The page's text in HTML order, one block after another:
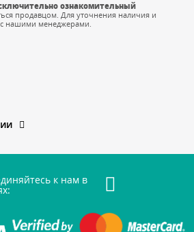
ознакомительный
продавцом. Для уточнения наличия и
с нашими менеджерами.
к нам в